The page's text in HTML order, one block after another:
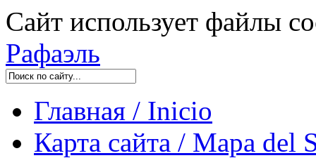
Сайт использует файлы
Рафаэль
Главная / Inicio
Карта сайта / Mapa del